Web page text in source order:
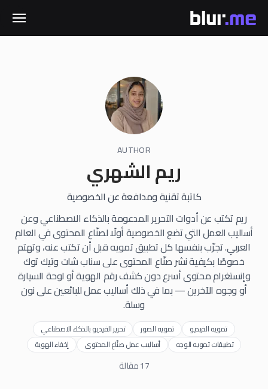
AUTHOR
ريم الشهري
كاتبة تقنية ومدافعة عن الخصوصية
ريم تكتب عن أدوات التحرير المدعومة بالذكاء الاصطناعي وعن
أساليب العمل التي تضع الخصوصية أولًا لصنّاع المحتوى في العالم
العربي. تجرّب بنفسها كل تطبيق تمويه قبل أن تكتب عنه، وتهتم
خصوصًا بكيفية نشر صنّاع المحتوى على سناب شات وتيك توك
وإنستغرام محتوى أسرع دون كشف رقم الهوية أو لوحة السيارة
أو وجوه الآخرين — بما في ذلك أساليب عمل للبائعين على نون
وسلة.
تمويه الفيديو تمويه الصور
تحرير الفيديو بالذكاء الاصطناعي
تطبيقات تمويه الوجه
أساليب عمل صنّاع المحتوى إخفاء الهوية
17مقالة